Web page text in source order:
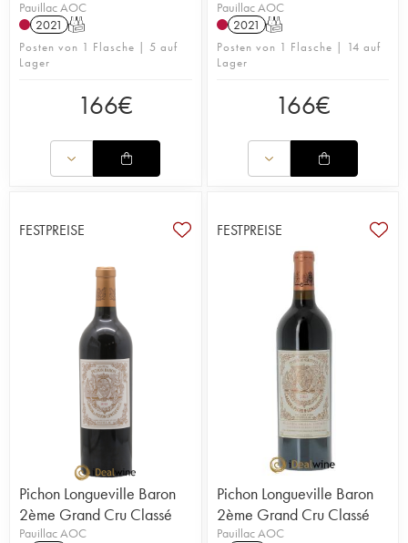
Pauillac AOC
2021 T
Posten von 1 Flasche | 5 auf
Lager
166€
Pauillac AOC
2021 T
Posten von 1 Flasche | 14 auf
Lager
166€
FESTPREISE
Pichon Longueville Baron
2ème Grand Cru Classé
Pauillac AOC
FESTPREISE
Pichon Longueville Baron
2ème Grand Cru Classé
Pauillac AOC